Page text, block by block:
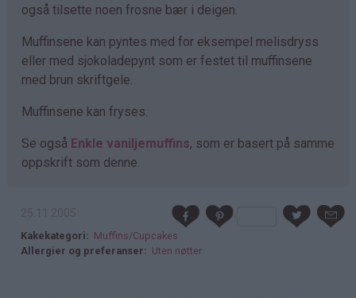
også tilsette noen frosne bær i deigen.
Muffinsene kan pyntes med for eksempel melisdryss
eller med sjokoladepynt som er festet til muffinsene
med brun skriftgele.
Muffinsene kan fryses.
Se også Enkle vaniljemuffins, som er basert på samme
oppskrift som denne.
Kakekategori
Muffins/Cupcakes
Allergier og preferanser
Uten nøtter